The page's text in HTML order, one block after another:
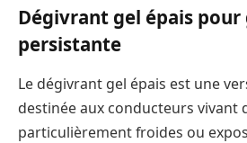
Dégivrant gel épais pour
persistante
Le dégivrant gel épais est une
destinée aux conducteurs vivant
particulièrement froides ou